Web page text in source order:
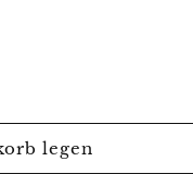
legen